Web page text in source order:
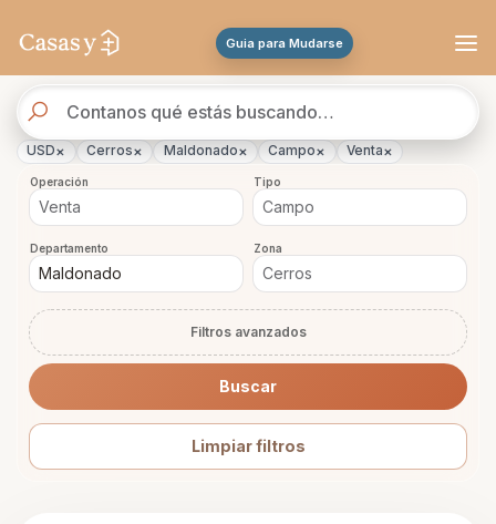
Guia para Mudarse
de
propiedades
USD× Cerros× Maldonado× Campo× Venta×
Operación Tipo
Departamento Zona
Filtros avanzados
Buscar
Limpiar filtros